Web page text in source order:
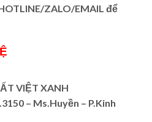
ZALO/EMAIL để
VIỆT XANH
– Ms.Huyền – P.Kinh